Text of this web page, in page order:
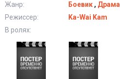
Жанр:
Боевик , Драма
Режиссер:
Ka-Wai Kam
В ролях: